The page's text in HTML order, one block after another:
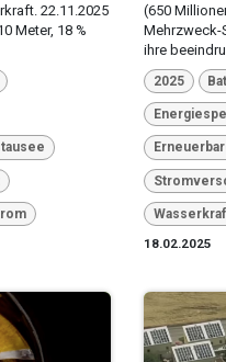
22.11.2025
Meter, 18 %
(650
Mehrzweck-
ihre
2025
18.02.2025